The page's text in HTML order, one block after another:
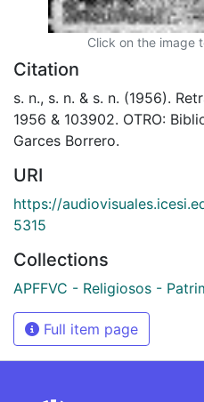
Click on the image
Citation
s. n., s. n. & s. n. (1956).
1956 & 103902. OTRO:
Garces Borrero.
URI
https://
5315
Collections
APFFVC - Religiosos -
Full item page